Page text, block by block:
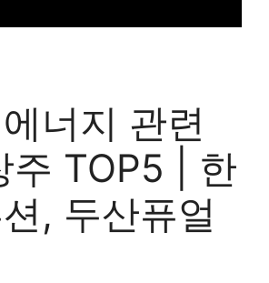
너지 관련
주 TOP5 | 한
, 두산퓨얼